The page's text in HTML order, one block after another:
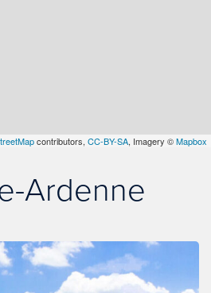
contributors, CC-BY-SA, Imagery ©Mapbox
Ardenne